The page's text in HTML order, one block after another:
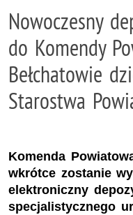
Nowoczesny
do Komendy
Bełchatowie
Starostwa
Komenda
wkrótce zostanie
elektroniczny
specjalistycznego